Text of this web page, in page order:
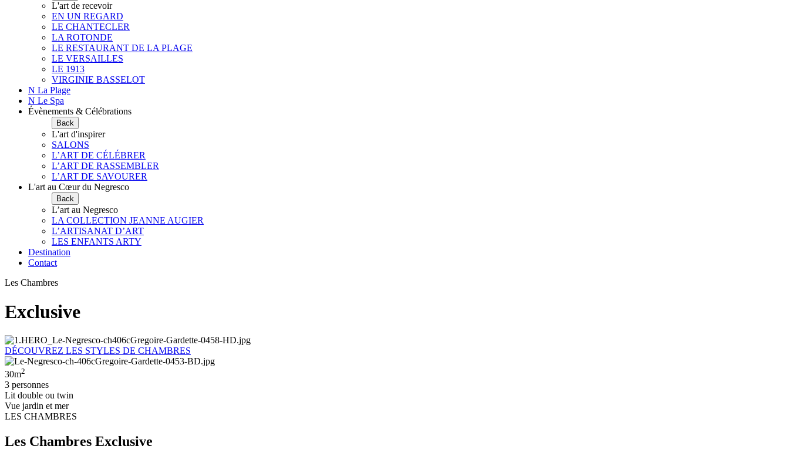
L'art de recevoir
EN UN REGARD
LE CHANTECLER
LA ROTONDE
LE RESTAURANT DE LA PLAGE
LE VERSAILLES
LE 1913
VIRGINIE BASSELOT
N La Plage
N Le Spa
Évènements & Célébrations
Back
L'art d'inspirer
SALONS
L’ART DE CÉLÉBRER
L’ART DE RASSEMBLER
L’ART DE SAVOURER
L'art au Cœur du Negresco
Back
L’art au Negresco
LA COLLECTION JEANNE AUGIER
L’ARTISANAT D’ART
LES ENFANTS ARTY
Destination
Contact
Les Chambres
Exclusive
DÉCOUVREZ LES STYLES DE CHAMBRES
30m2
3 personnes
Lit double ou twin
Vue jardin et mer
LES CHAMBRES
Les Chambres Exclusive